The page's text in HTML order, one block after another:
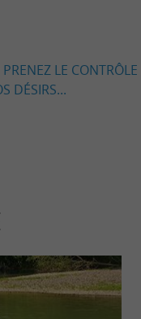
LE
DÉSIRS...